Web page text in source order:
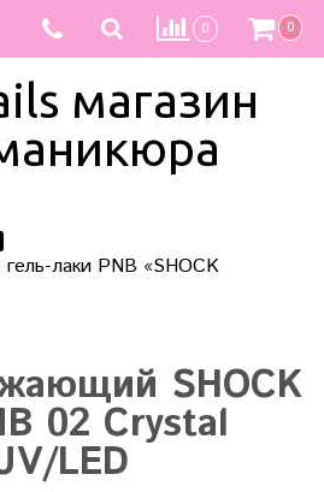
0 0
магазин
лаки PNB «SHOCK
SHOCK
02 Crystal
LED